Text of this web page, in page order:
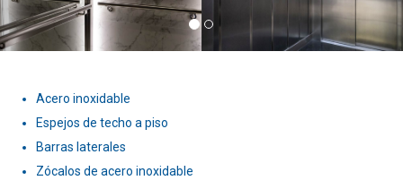
Acero inoxidable
Espejos de techo a piso
Barras laterales
Zócalos de acero inoxidable